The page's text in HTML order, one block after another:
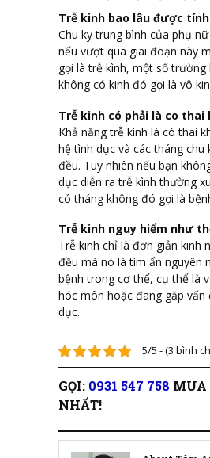
Trễ kinh bao lâu được
Chu ky trung bình của phụ
nếu vượt qua giai đoạn này
gọi là trễ kình, một số trường
không có kinh đó gọi là vô
Trễ kinh có phải là co thai
Khả năng trễ kinh là có thai
hệ tình dục và các tháng chu
đều. Tuy nhiên nếu bạn
dục diễn ra trễ kình thường
có tháng không đó gọi là
Trễ kinh nguy hiểm như
Trễ kinh chỉ là đơn giản kinh
đều mà nó là tìm ẩn nguyên
bệnh trong cơ thể, cụ thể là
hóc môn hoặc đang gặp vấn
dục.
5/5 - (3 bình
GỌI: 0931 547 758 MUA
NHẤT!